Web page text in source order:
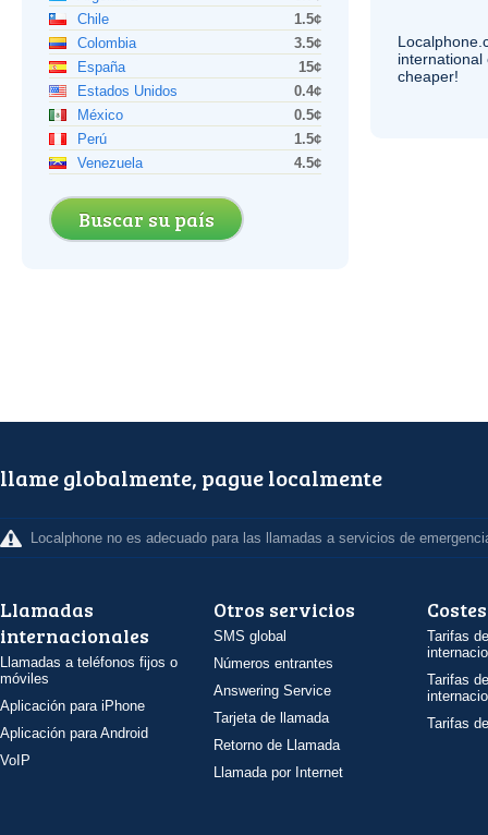
Chile
1.5¢
Colombia
3.5¢
España
15¢
Estados Unidos
0.4¢
México
0.5¢
Perú
1.5¢
Venezuela
4.5¢
Buscar su país
international
cheaper!
llame globalmente, pague localmente
Localphone no es adecuado para las llamadas a servicios de
Llamadas
internacionales
Llamadas a teléfonos fijos o
móviles
Aplicación para iPhone
Aplicación para Android
VoIP
Otros servicios
SMS global
Números entrantes
Answering Service
Tarjeta de llamada
Retorno de Llamada
Llamada por Internet
Costes
Tarifas
Tarifas
Tarifas